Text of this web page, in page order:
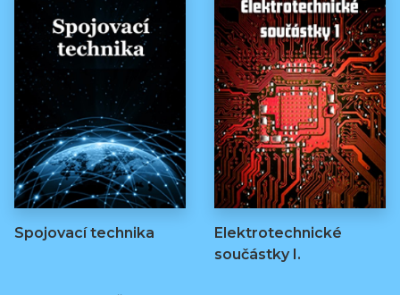
Spojovací technika
Elektrotechnické
součástky I.